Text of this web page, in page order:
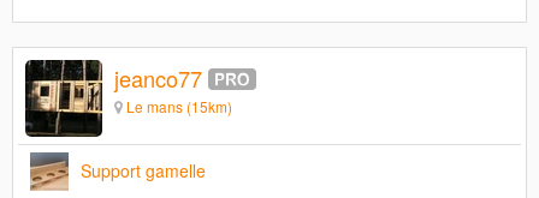
jeanco77
Le mans (15km)
Support gamelle